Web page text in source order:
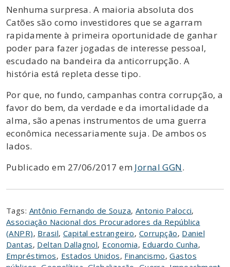
Nenhuma surpresa. A maioria absoluta dos
Catões são como investidores que se agarram
rapidamente à primeira oportunidade de ganhar
poder para fazer jogadas de interesse pessoal,
escudado na bandeira da anticorrupção. A
história está repleta desse tipo.
Por que, no fundo, campanhas contra corrupção, a
favor do bem, da verdade e da imortalidade da
alma, são apenas instrumentos de uma guerra
econômica necessariamente suja. De ambos os
lados.
Publicado em 27/06/2017 em Jornal GGN.
Tags: Antônio Fernando de Souza,Antonio Palocci,
Associação Nacional dos Procuradores da República
(ANPR), Brasil, Capital estrangeiro, Corrupção, Daniel
Dantas, Deltan Dallagnol, Economia, Eduardo Cunha,
Empréstimos, Estados Unidos, Financismo,Gastos